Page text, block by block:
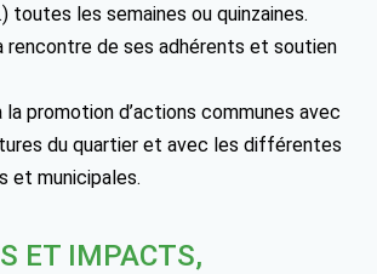
toutes les semaines ou quinzaines.
rencontre de ses adhérents et soutien
promotion d’actions communes avec
du quartier et avec les différentes
et municipales.
ET IMPACTS,